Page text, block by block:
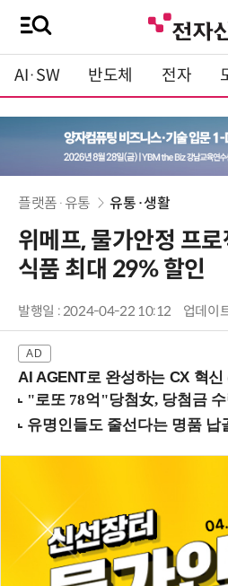
AI·SW 반도체 전자
플랫폼·유통 유통·생활
위메프, 물가안정 프
식품 최대 29% 할인
발행일 : 2024-04-22 10:12 업데이
AI AGENT로 완성하는 CX 혁신